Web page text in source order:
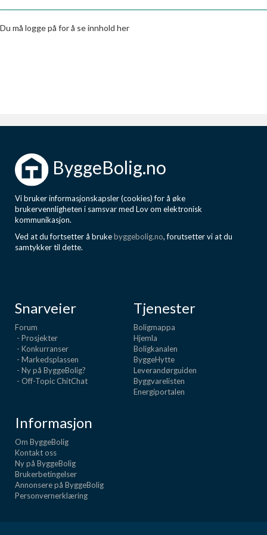
Boligmappa+
Få mer ut av Boligmappa
Du må logge på for å se innhold her
ByggeBolig.no
Vi bruker informasjonskapsler (cookies) for å øke
brukervennligheten i samsvar med Lov om elektronisk
kommunikasjon.
Ved at du fortsetter å brukebyggebolig.no, forutsetter vi at du
samtykker til dette.
Snarveier
Forum
- Prosjekter
- Konkurranser
- Markedsplassen
- Ny på ByggeBolig?
- Off-Topic ChitChat
Tjenester
Boligmappa
Hjemla
Boligkanalen
ByggeHytte
Leverandørguiden
Byggvarelisten
Energiportalen
Informasjon
Om ByggeBolig
Kontakt oss
Ny på ByggeBolig
Brukerbetingelser
Annonsere på ByggeBolig
Personvernerklæring